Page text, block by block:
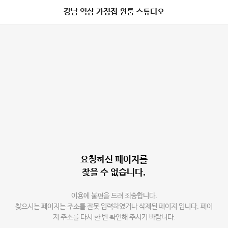
강남 역삼 가정집 원룸 스튜디오
요청하신 페이지를
찾을 수 없습니다.
이용에 불편을 드려 죄송합니다.
찾으시는 페이지는 주소를 잘못 입력하였거나 삭제된 페이지 입니다. 페이
지 주소를 다시 한 번 확인해 주시기 바랍니다.